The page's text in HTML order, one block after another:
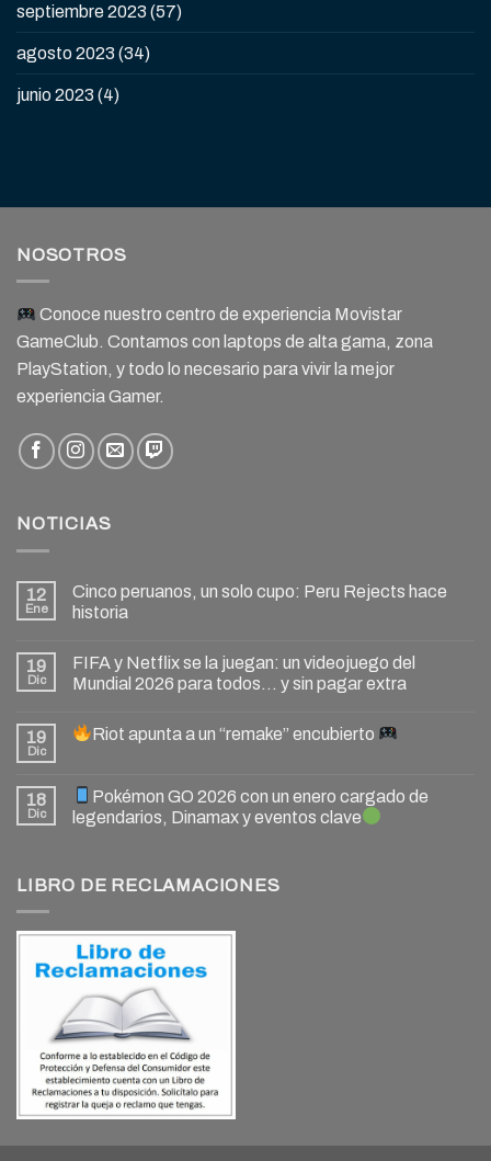
septiembre 2023 (57)
agosto 2023 (34)
junio 2023 (4)
NOSOTROS
Conoce nuestro centro de experiencia Movistar
GameClub. Contamos con laptops de alta gama, zona
PlayStation, y todo lo necesario para vivir la mejor
experiencia Gamer.
NOTICIAS
12
Ene
Cinco peruanos, un solo cupo: Peru Rejects hace
historia
19
Dic
FIFA y Netflix se la juegan: un videojuego del
Mundial 2026 para todos… y sin pagar extra
19
Dic
Riot apunta a un “remake” encubierto
18
Dic
Pokémon GO 2026 con un enero cargado de
legendarios, Dinamax y eventos clave
LIBRO DE RECLAMACIONES